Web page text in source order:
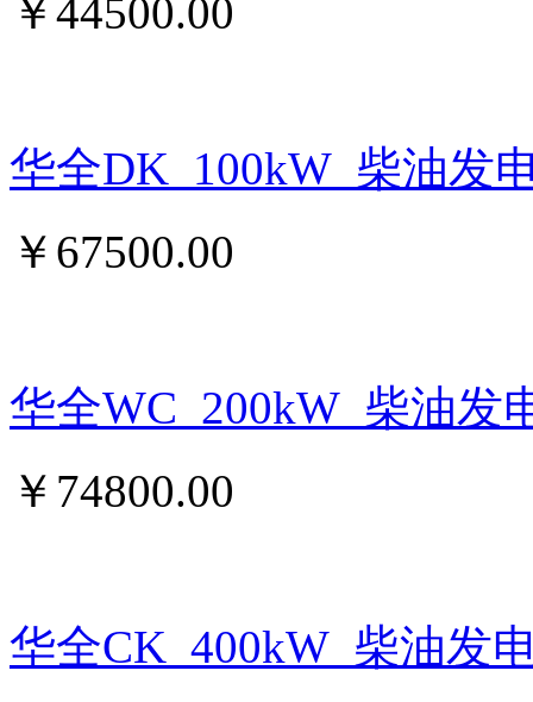
￥ 44500.00
华全DK_100kW_柴油发
￥ 67500.00
华全WC_200kW_柴油发
￥ 74800.00
华全CK_400kW_柴油发